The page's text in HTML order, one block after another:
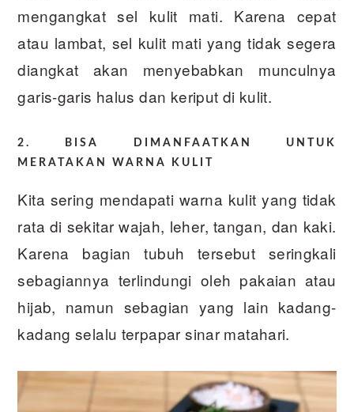
mengangkat sel kulit mati. Karena cepat
atau lambat, sel kulit mati yang tidak segera
diangkat akan menyebabkan munculnya
garis-garis halus dan keriput di kulit.
2. BISA DIMANFAATKAN UNTUK
MERATAKAN WARNA KULIT
Kita sering mendapati warna kulit yang tidak
rata di sekitar wajah, leher, tangan, dan kaki.
Karena bagian tubuh tersebut seringkali
sebagiannya terlindungi oleh pakaian atau
hijab, namun sebagian yang lain kadang-
kadang selalu terpapar sinar matahari.